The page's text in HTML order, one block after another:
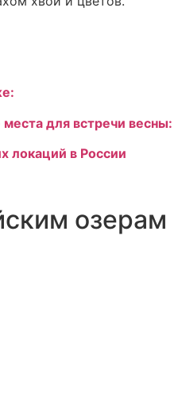
для встречи весны:
локаций в России
озерам